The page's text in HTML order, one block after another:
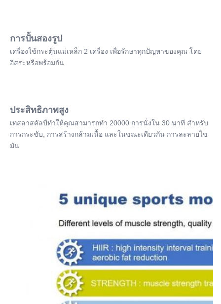
การปั้นสองรูป
เครื่องใช้กระตุ้นแม่เหล็ก 2 เครื่อง เพื่อรักษาทุกปัญหาของคุณ โดย
อิสระหรือพร้อมกัน
ประสิทธิภาพสูง
เทสลาสคัลป์ทําให้คุณสามารถทํา 20000 การนั่งใน 30 นาที สําหรับ
การกระชับ, การสร้างกล้ามเนื้อ และในขณะเดียวกัน การละลายไข
มัน